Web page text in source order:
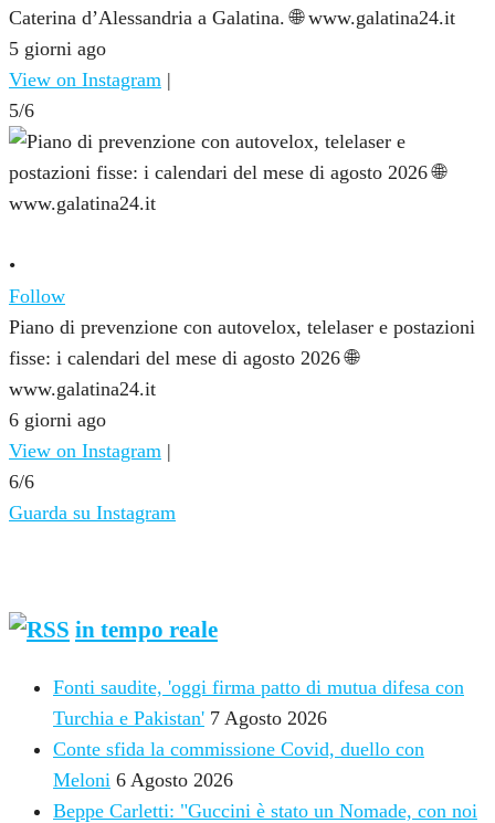
Caterina d’Alessandria a Galatina. 🌐 www.galatina24.it
5 giorni ago
View on Instagram |
5/6
•
Follow
Piano di prevenzione con autovelox, telelaser e postazioni
fisse: i calendari del mese di agosto 2026 🌐
www.galatina24.it
6 giorni ago
View on Instagram |
6/6
Guarda su Instagram
in tempo reale
Fonti saudite, 'oggi firma patto di mutua difesa con
Turchia e Pakistan' 7 Agosto 2026
Conte sfida la commissione Covid, duello con
Meloni 6 Agosto 2026
Beppe Carletti: "Guccini è stato un Nomade, con noi